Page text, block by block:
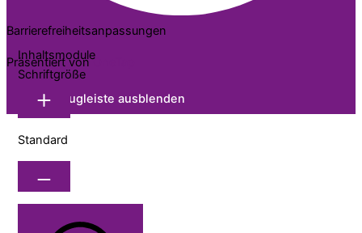
Barrierefreiheitsanpassungen
Präsentiert vonOneTap
Werkzeugleiste ausblenden
Inhaltsmodule
Schriftgröße
Standard